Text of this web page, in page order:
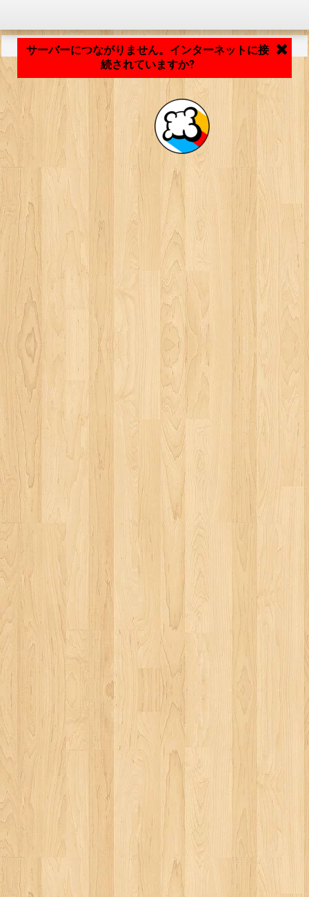
サーバーにつながりません。インターネットに接
続されていますか?
アプリケーションの読み込み中... ...